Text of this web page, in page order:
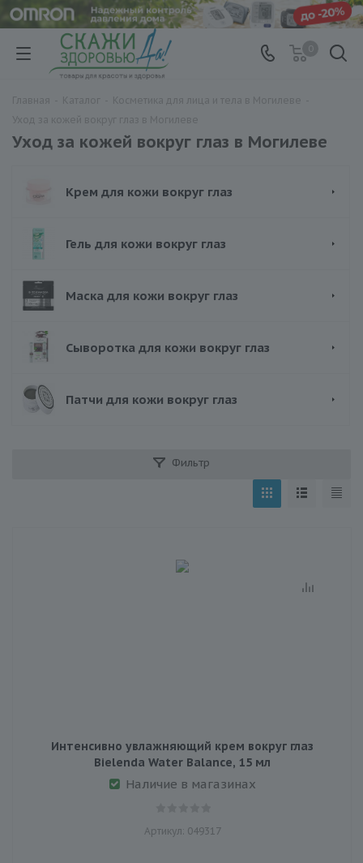
Уход за кожей вокруг глаз в Могилеве
Крем для кожи вокруг глаз
Гель для кожи вокруг глаз
Маска для кожи вокруг глаз
Сыворотка для кожи вокруг глаз
Патчи для кожи вокруг глаз
Фильтр
Интенсивно увлажняющий крем вокруг глаз
Bielenda Water Balance, 15 мл
Наличие в магазинах
Артикул: 049317